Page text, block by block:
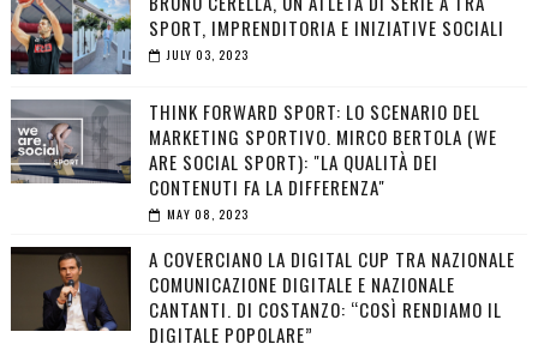
SPORT, IMPRENDITORIA E INIZIATIVE SOCIALI
JULY 03, 2023
THINK FORWARD SPORT: LO SCENARIO DEL
MARKETING SPORTIVO. MIRCO BERTOLA (WE
ARE SOCIAL SPORT): "LA QUALITÀ DEI
CONTENUTI FA LA DIFFERENZA"
MAY 08, 2023
A COVERCIANO LA DIGITAL CUP TRA NAZIONALE
COMUNICAZIONE DIGITALE E NAZIONALE
CANTANTI. DI COSTANZO: “COSÌ RENDIAMO IL
DIGITALE POPOLARE”